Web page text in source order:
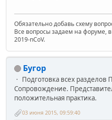
Обязательно добавь схему
Все вопросы задаем на форуме,
2019-nCoV.
Бугор
Подготовка всех разделов
Сопровождение.
положительная практика.
03 июня 2015, 09:59:40